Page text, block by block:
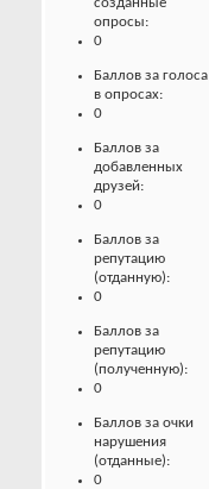
опросы:
0
Баллов за голоса
в опросах:
0
Баллов за
добавленных
друзей:
0
Баллов за
репутацию
(отданную):
0
Баллов за
репутацию
(полученную):
0
Баллов за очки
нарушения
(отданные):
0